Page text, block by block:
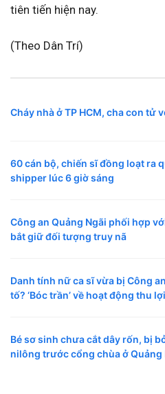
tiên tiến hiện nay.
(Theo Dân Trí)
Cháy nhà ở TP HCM, cha con tử
60 cán bộ, chiến sĩ đồng loạt ra
shipper lúc 6 giờ sáng
Công an Quảng Ngãi phối hợp
bắt giữ đối tượng truy nã
Danh tính nữ ca sĩ vừa bị Công
tố? ‘Bóc trần’ về hoạt động thu
Bé sơ sinh chưa cắt dây rốn, bị
nilông trước cổng chùa ở Quảng